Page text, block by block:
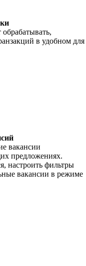
обрабатывать,
в удобном для
вакансии
предложениях.
настроить фильтры
вакансии в режиме